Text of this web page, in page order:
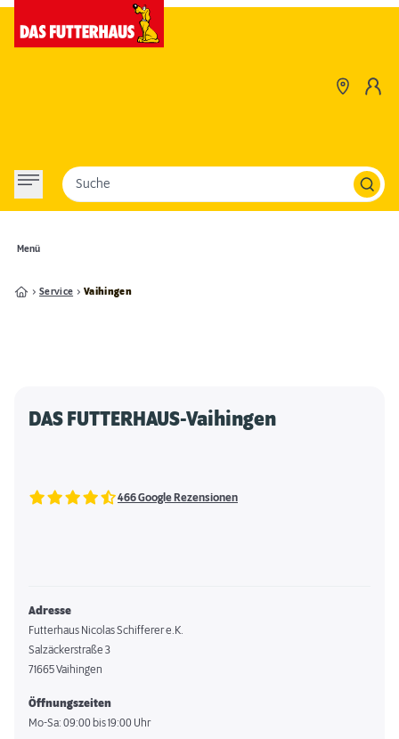
Menü
Suche
Service Vaihingen
DAS FUTTERHAUS-Vaihingen
466 Google Rezensionen
Adresse
Futterhaus Nicolas Schifferer e.K.
Salzäckerstraße 3
71665 Vaihingen
Öffnungszeiten
Mo-Sa: 09:00 bis 19:00 Uhr